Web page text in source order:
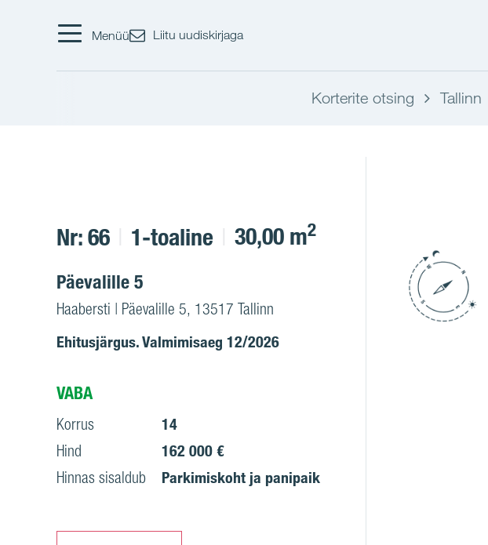
Menüü Liitu uudiskirjaga
Korterite otsing Tallinn
Nr: 66 1-toaline 30,00 m2
Päevalille 5
Haabersti | Päevalille 5, 13517 Tallinn
Ehitusjärgus. Valmimisaeg 12/2026
VABA
Korrus
14
Hind
162 000 €
Hinnas sisaldub
Parkimiskoht ja panipaik